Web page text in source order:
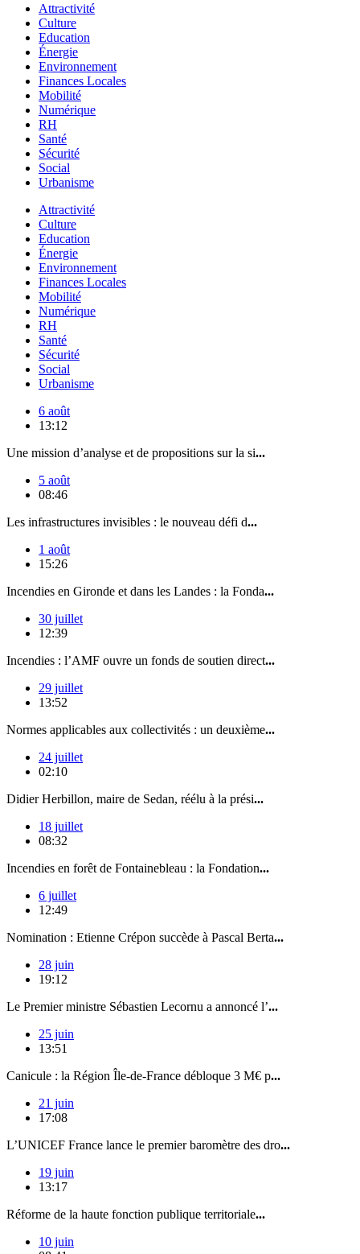
Attractivité
Culture
Education
Énergie
Environnement
Finances Locales
Mobilité
Numérique
RH
Santé
Sécurité
Social
Urbanisme
Attractivité
Culture
Education
Énergie
Environnement
Finances Locales
Mobilité
Numérique
RH
Santé
Sécurité
Social
Urbanisme
6 août
13:12
Une mission d’analyse et de propositions sur la si...
5 août
08:46
Les infrastructures invisibles : le nouveau défi d...
1 août
15:26
Incendies en Gironde et dans les Landes : la Fonda...
30 juillet
12:39
Incendies : l’AMF ouvre un fonds de soutien direct...
29 juillet
13:52
Normes applicables aux collectivités : un deuxième...
24 juillet
02:10
Didier Herbillon, maire de Sedan, réélu à la prési...
18 juillet
08:32
Incendies en forêt de Fontainebleau : la Fondation...
6 juillet
12:49
Nomination : Etienne Crépon succède à Pascal Berta...
28 juin
19:12
Le Premier ministre Sébastien Lecornu a annoncé l’...
25 juin
13:51
Canicule : la Région Île-de-France débloque 3 M€ p...
21 juin
17:08
L’UNICEF France lance le premier baromètre des dro...
19 juin
13:17
Réforme de la haute fonction publique territoriale...
10 juin